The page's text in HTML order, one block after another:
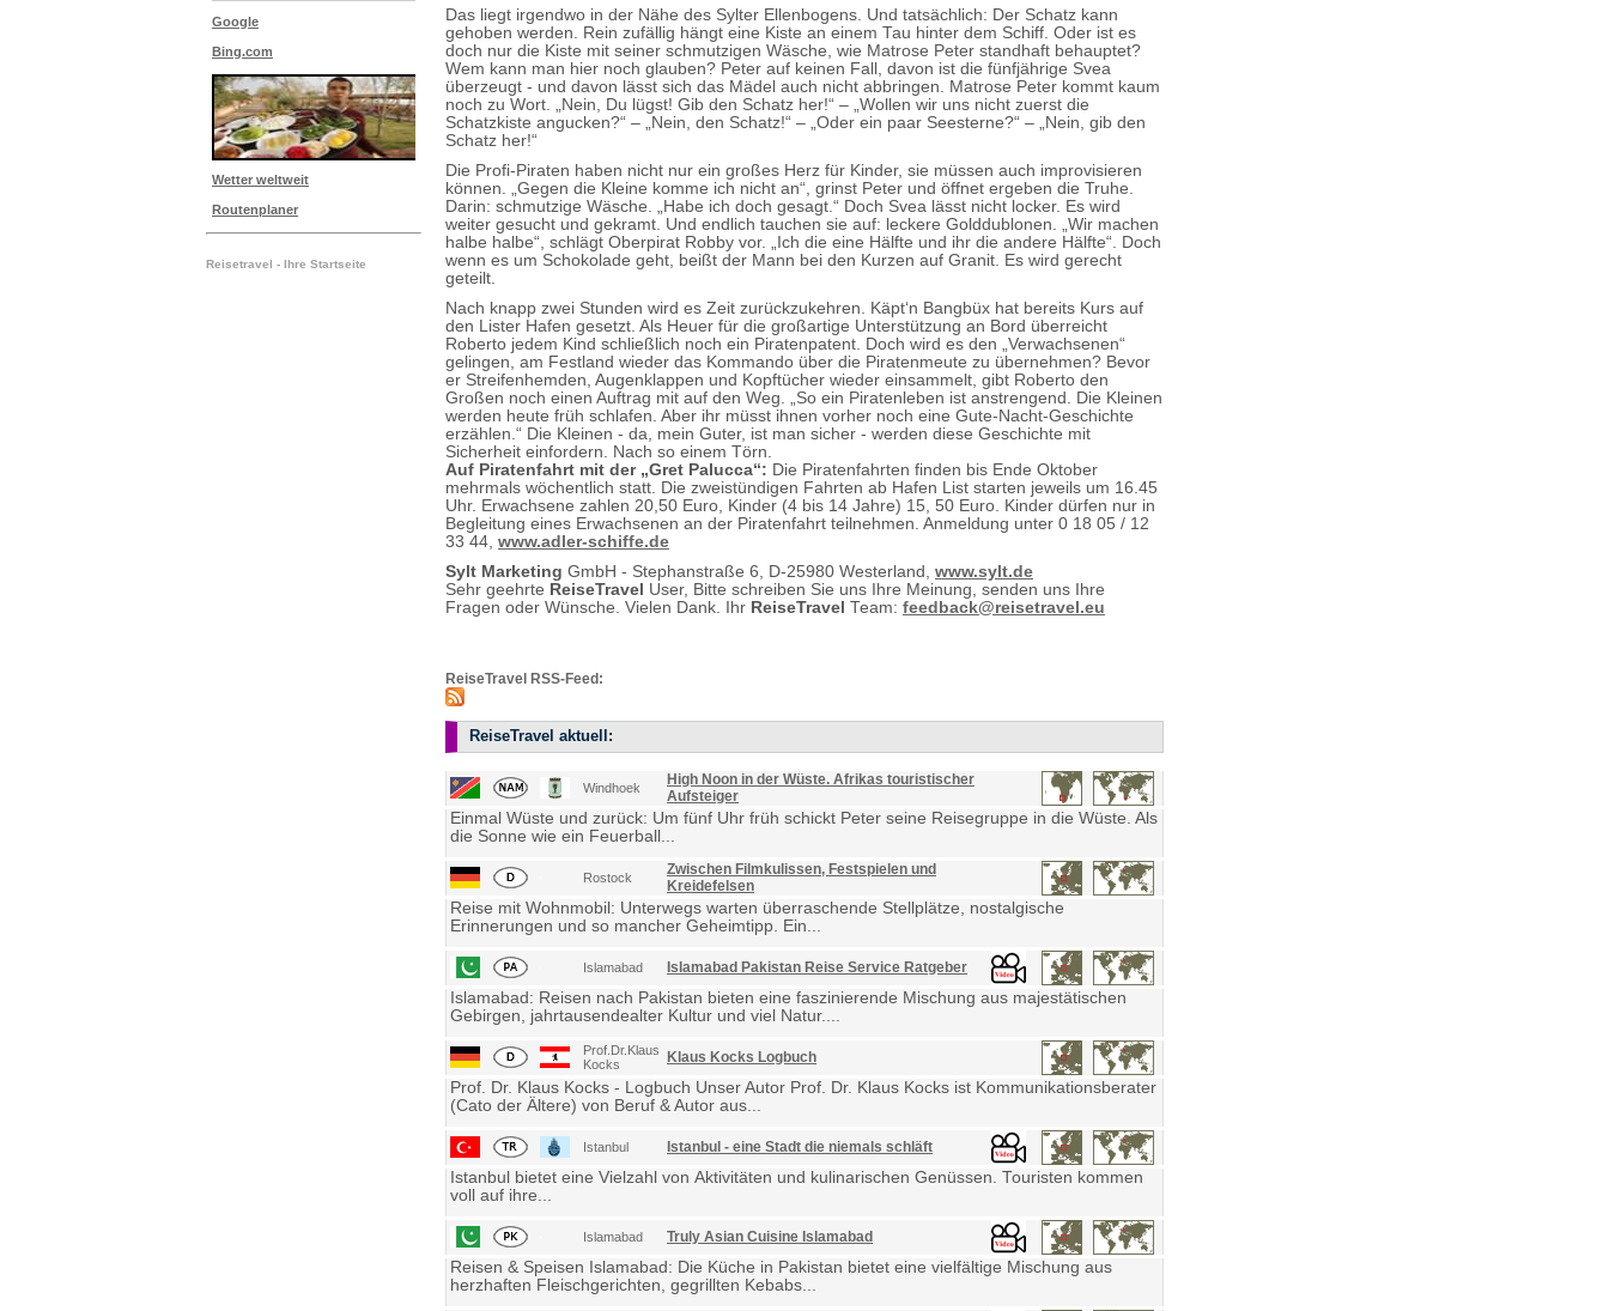
Das liegt irgendwo in der Nähe des Sylter Ellenbogens. Und tatsächlich: Der Schatz kann
gehoben werden. Rein zufällig hängt eine Kiste an einem Tau hinter dem Schiff. Oder ist es
doch nur die Kiste mit seiner schmutzigen Wäsche, wie Matrose Peter standhaft behauptet?
Wem kann man hier noch glauben? Peter auf keinen Fall, davon ist die fünfjährige Svea
überzeugt - und davon lässt sich das Mädel auch nicht abbringen. Matrose Peter kommt kaum
noch zu Wort. „Nein, Du lügst! Gib den Schatz her!“ – „Wollen wir uns nicht zuerst die
Schatzkiste angucken?“ – „Nein, den Schatz!“ – „Oder ein paar Seesterne?“ – „Nein, gib den
Schatz her!“
Die Profi-Piraten haben nicht nur ein großes Herz für Kinder, sie müssen auch improvisieren
können. „Gegen die Kleine komme ich nicht an“, grinst Peter und öffnet ergeben die Truhe.
Darin: schmutzige Wäsche. „Habe ich doch gesagt.“ Doch Svea lässt nicht locker. Es wird
weiter gesucht und gekramt. Und endlich tauchen sie auf: leckere Golddublonen. „Wir machen
halbe halbe“, schlägt Oberpirat Robby vor. „Ich die eine Hälfte und ihr die andere Hälfte“. Doch
wenn es um Schokolade geht, beißt der Mann bei den Kurzen auf Granit. Es wird gerecht
geteilt.
Nach knapp zwei Stunden wird es Zeit zurückzukehren. Käpt‘n Bangbüx hat bereits Kurs auf
den Lister Hafen gesetzt. Als Heuer für die großartige Unterstützung an Bord überreicht
Roberto jedem Kind schließlich noch ein Piratenpatent. Doch wird es den „Verwachsenen“
gelingen, am Festland wieder das Kommando über die Piratenmeute zu übernehmen? Bevor
er Streifenhemden, Augenklappen und Kopftücher wieder einsammelt, gibt Roberto den
Großen noch einen Auftrag mit auf den Weg. „So ein Piratenleben ist anstrengend. Die Kleinen
werden heute früh schlafen. Aber ihr müsst ihnen vorher noch eine Gute-Nacht-Geschichte
erzählen.“ Die Kleinen - da, mein Guter, ist man sicher - werden diese Geschichte mit
Sicherheit einfordern. Nach so einem Törn.
Auf Piratenfahrt mit der „Gret Palucca“: Die Piratenfahrten finden bis Ende Oktober
mehrmals wöchentlich statt. Die zweistündigen Fahrten ab Hafen List starten jeweils um 16.45
Uhr. Erwachsene zahlen 20,50 Euro, Kinder (4 bis 14 Jahre) 15, 50 Euro. Kinder dürfen nur in
Begleitung eines Erwachsenen an der Piratenfahrt teilnehmen. Anmeldung unter 0 18 05 / 12
33 44, www.adler-schiffe.de
Sylt Marketing GmbH - Stephanstraße 6, D-25980 Westerland, www.sylt.de
Sehr geehrte ReiseTravel User, Bitte schreiben Sie uns Ihre Meinung, senden uns Ihre
Fragen oder Wünsche. Vielen Dank. Ihr ReiseTravel Team: feedback@reisetravel.eu
ReiseTravel RSS-Feed:
ReiseTravel aktuell:
Windhoek
High Noon in der Wüste. Afrikas touristischer
Aufsteiger
Einmal Wüste und zurück: Um fünf Uhr früh schickt Peter seine Reisegruppe in die Wüste. Als
die Sonne wie ein Feuerball...
Rostock
Zwischen Filmkulissen, Festspielen und
Kreidefelsen
Reise mit Wohnmobil: Unterwegs warten überraschende Stellplätze, nostalgische
Erinnerungen und so mancher Geheimtipp. Ein...
Islamabad Islamabad Pakistan Reise Service Ratgeber
Islamabad: Reisen nach Pakistan bieten eine faszinierende Mischung aus majestätischen
Gebirgen, jahrtausendealter Kultur und viel Natur....
Prof.Dr.Klaus
Kocks
Klaus Kocks Logbuch
Prof. Dr. Klaus Kocks - Logbuch Unser Autor Prof. Dr. Klaus Kocks ist Kommunikationsberater
(Cato der Ältere) von Beruf & Autor aus...
Istanbul Istanbul - eine Stadt die niemals schläft
Istanbul bietet eine Vielzahl von Aktivitäten und kulinarischen Genüssen. Touristen kommen
voll auf ihre...
Islamabad Truly Asian Cuisine Islamabad
Reisen & Speisen Islamabad: Die Küche in Pakistan bietet eine vielfältige Mischung aus
herzhaften Fleischgerichten, gegrillten Kebabs...
Google
Bing.com
Wetter weltweit
Routenplaner
Reisetravel - Ihre Startseite